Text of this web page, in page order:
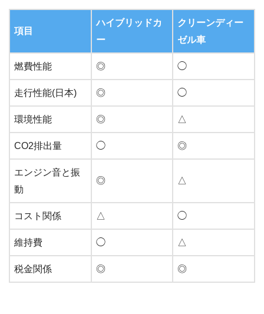
項目
ハイブリッドカ
ー
クリーンディー
ゼル車
燃費性能 ◎ ◯
走行性能(日本) ◎ ◯
環境性能 ◎ △
CO2排出量 ◯ ◎
エンジン音と振
動
◎ △
コスト関係 △ ◯
維持費 ◯ △
税金関係 ◎ ◎